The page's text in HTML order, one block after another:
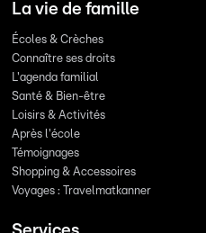
La vie de famille
Écoles & Crèches
Connaître ses droits
L'agenda familial
Santé & Bien-être
Loisirs & Activités
Après l'école
Témoignages
Shopping & Accessoires
Voyages : Travelmatkanner